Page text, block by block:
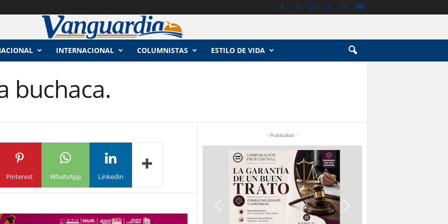
INTERNACIONAL COLUMNISTAS ESTILO DE VIDA
buchaca.
Pinterest WhatsApp Linkedin
- Publicidad -